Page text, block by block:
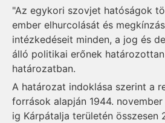
"Az egykori szovjet hatóságok
ember elhurcolását és
intézkedéseit minden, a jog és
álló politikai erőnek
határozatban.
A határozat indoklása szerint a
források alapján 1944.
ig Kárpátalja területén összesen